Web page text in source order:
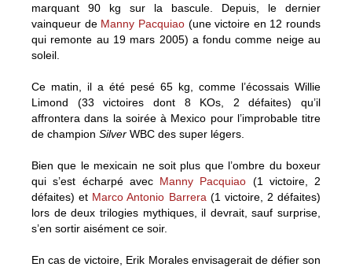
marquant 90 kg sur la bascule. Depuis, le dernier
vainqueur de Manny Pacquiao(une victoire en 12 rounds
qui remonte au 19 mars 2005) a fondu comme neige au
soleil.
Ce matin, il a été pesé 65 kg, comme l’écossais Willie
Limond (33 victoires dont 8 KOs, 2 défaites) qu’il
affrontera dans la soirée à Mexico pour l’improbable titre
de champion Silver WBC des super légers.
Bien que le mexicain ne soit plus que l’ombre du boxeur
qui s’est écharpé avec Manny Pacquiao (1 victoire, 2
défaites) et Marco Antonio Barrera (1 victoire, 2 défaites)
lors de deux trilogies mythiques, il devrait, sauf surprise,
s’en sortir aisément ce soir.
En cas de victoire, Erik Morales envisagerait de défier son